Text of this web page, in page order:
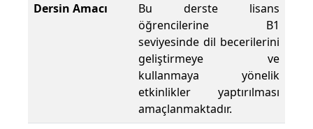
Dersin Amacı
Bu derste lisans
öğrencilerine B1
seviyesinde dil becerilerini
geliştirmeye ve
kullanmaya yönelik
etkinlikler yaptırılması
amaçlanmaktadır.